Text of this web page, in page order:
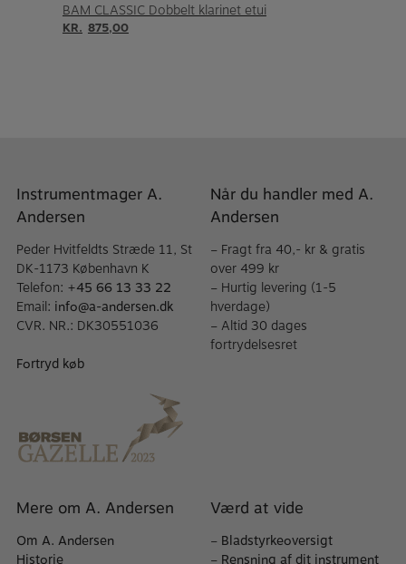
BAM CLASSIC Dobbelt klarinet etui
KR. 875,00
Instrumentmager A.
Andersen
Peder Hvitfeldts Stræde 11, St
DK-1173 København K
Telefon: +45 66 13 33 22
Email: info@a-andersen.dk
CVR. NR.: DK30551036
Fortryd køb
Når du handler med A.
Andersen
– Fragt fra 40,- kr & gratis
over 499 kr
– Hurtig levering (1-5
hverdage)
– Altid 30 dages
fortrydelsesret
Mere om A. Andersen
Om A. Andersen
Historie
Værd at vide
– Bladstyrkeoversigt
– Rensning af dit instrument